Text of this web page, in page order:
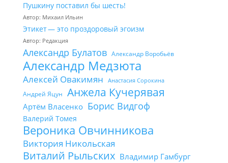
Пушкину поставил бы шесть!
Автор: Михаил Ильин
Этикет — это проздоровый эгоизм
Автор: Редакция
Александр Булатов Александр Воробьёв
Александр Медзюта
Алексей Овакимян Анастасия Сорокина
Андрей Яцун Анжела Кучерявая
Артём Власенко Борис Видгоф
Валерий Томея
Вероника Овчинникова
Виктория Никольская
Виталий Рыльских Владимир Гамбург